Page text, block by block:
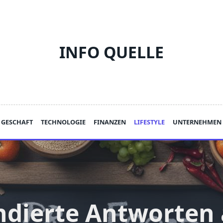
INFO QUELLE
GESCHAFT TECHNOLOGIE FINANZEN LIFESTYLE UNTERNEHMEN
Antworten